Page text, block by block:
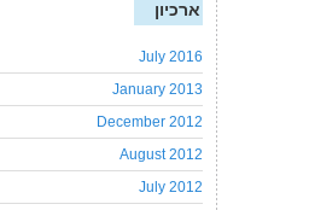
ארכיון
July 2016
January 2013
December 2012
August 2012
July 2012